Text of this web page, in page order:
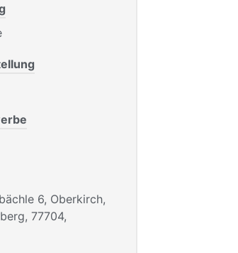
6, Oberkirch,
77704,